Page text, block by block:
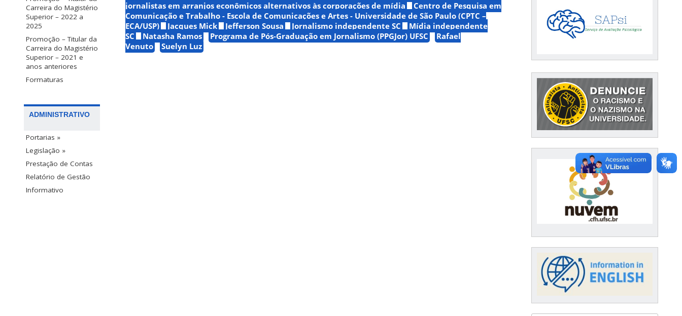
Carreira do Magistério
Superior – 2022 a
2025
Promoção – Titular da
Carreira do Magistério
Superior – 2021 e
anos anteriores
Formaturas
ADMINISTRATIVO
Portarias »
Legislação »
Prestação de Contas
Relatório de Gestão
Informativo
jornalistas em arranjos econômicos alternativos às corporações de mídia
Centro de Pesquisa em
Comunicação e Trabalho - Escola de Comunicações e Artes - Universidade de São Paulo (CPTC –
ECA/USP)
Jacques Mick Jefferson Sousa Jornalismo independente SC
Mídia independente
SC
Natasha Ramos Programa de Pós-Graduação em Jornalismo (PPGJor) UFSC
Rafael
Venuto
Suelyn Luz